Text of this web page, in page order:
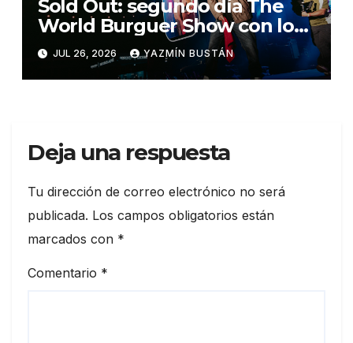
Sold Out: segundo día The
World Burguer Show con los
conciertos de talla mundial
JUL 26, 2026 YAZMÍN BUSTÁN
Deja una respuesta
Tu dirección de correo electrónico no será
publicada. Los campos obligatorios están
marcados con *
Comentario *